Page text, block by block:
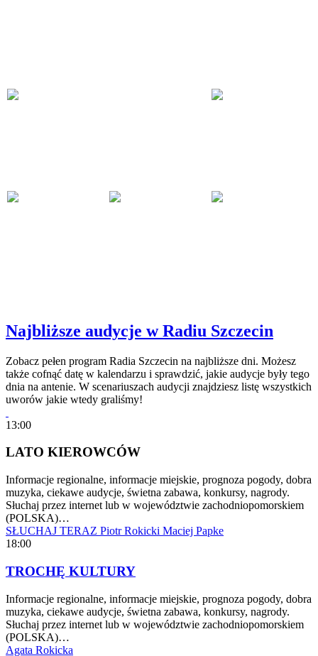
Najbliższe audycje w Radiu Szczecin
Zobacz pełen program Radia Szczecin na najbliższe dni. Możesz
także cofnąć datę w kalendarzu i sprawdzić, jakie audycje były tego
dnia na antenie. W scenariuszach audycji znajdziesz listę wszystkich
uworów jakie wtedy graliśmy!
13:00
LATO KIEROWCÓW
Informacje regionalne, informacje miejskie, prognoza pogody, dobra
muzyka, ciekawe audycje, świetna zabawa, konkursy, nagrody.
Słuchaj przez internet lub w województwie zachodniopomorskiem
(POLSKA)…
SŁUCHAJ TERAZ Piotr Rokicki Maciej Papke
18:00
TROCHĘ KULTURY
Informacje regionalne, informacje miejskie, prognoza pogody, dobra
muzyka, ciekawe audycje, świetna zabawa, konkursy, nagrody.
Słuchaj przez internet lub w województwie zachodniopomorskiem
(POLSKA)…
Agata Rokicka